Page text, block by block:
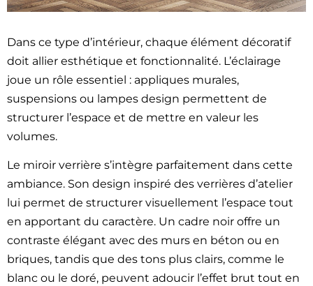
Dans ce type d’intérieur, chaque élément décoratif
doit allier esthétique et fonctionnalité. L’éclairage
joue un rôle essentiel : appliques murales,
suspensions ou lampes design permettent de
structurer l’espace et de mettre en valeur les
volumes.
Le miroir verrière s’intègre parfaitement dans cette
ambiance. Son design inspiré des verrières d’atelier
lui permet de structurer visuellement l’espace tout
en apportant du caractère. Un cadre noir offre un
contraste élégant avec des murs en béton ou en
briques, tandis que des tons plus clairs, comme le
blanc ou le doré, peuvent adoucir l’effet brut tout en